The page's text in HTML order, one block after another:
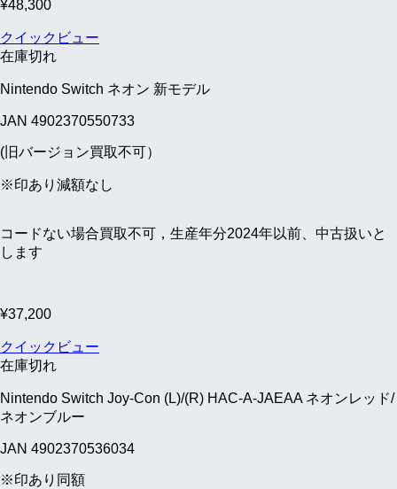
¥48,300
クイックビュー
在庫切れ
Nintendo Switch ネオン 新モデル
JAN 4902370550733
(旧バージョン買取不可）
※印あり減額なし
コードない場合買取不可，生産年分2024年以前、中古扱いと
します
¥37,200
クイックビュー
在庫切れ
Nintendo Switch Joy-Con (L)/(R) HAC-A-JAEAA ネオンレッド/
ネオンブルー
JAN 4902370536034
※印あり同額